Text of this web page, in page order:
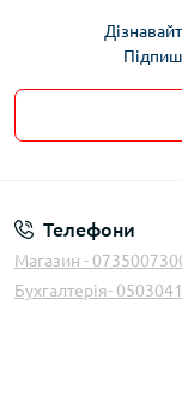
Телефони
Магазин -
Бухгалтерія-